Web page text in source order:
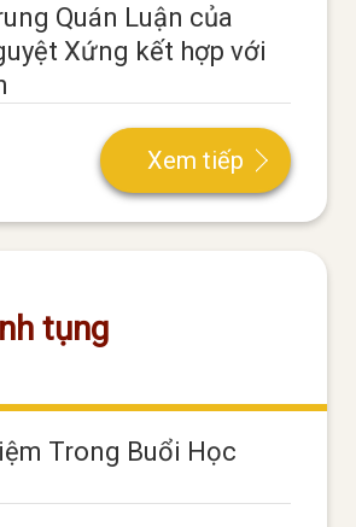
Quán Luận của
Xứng kết hợp với
Xem tiếp
tụng
Trong Buổi Học